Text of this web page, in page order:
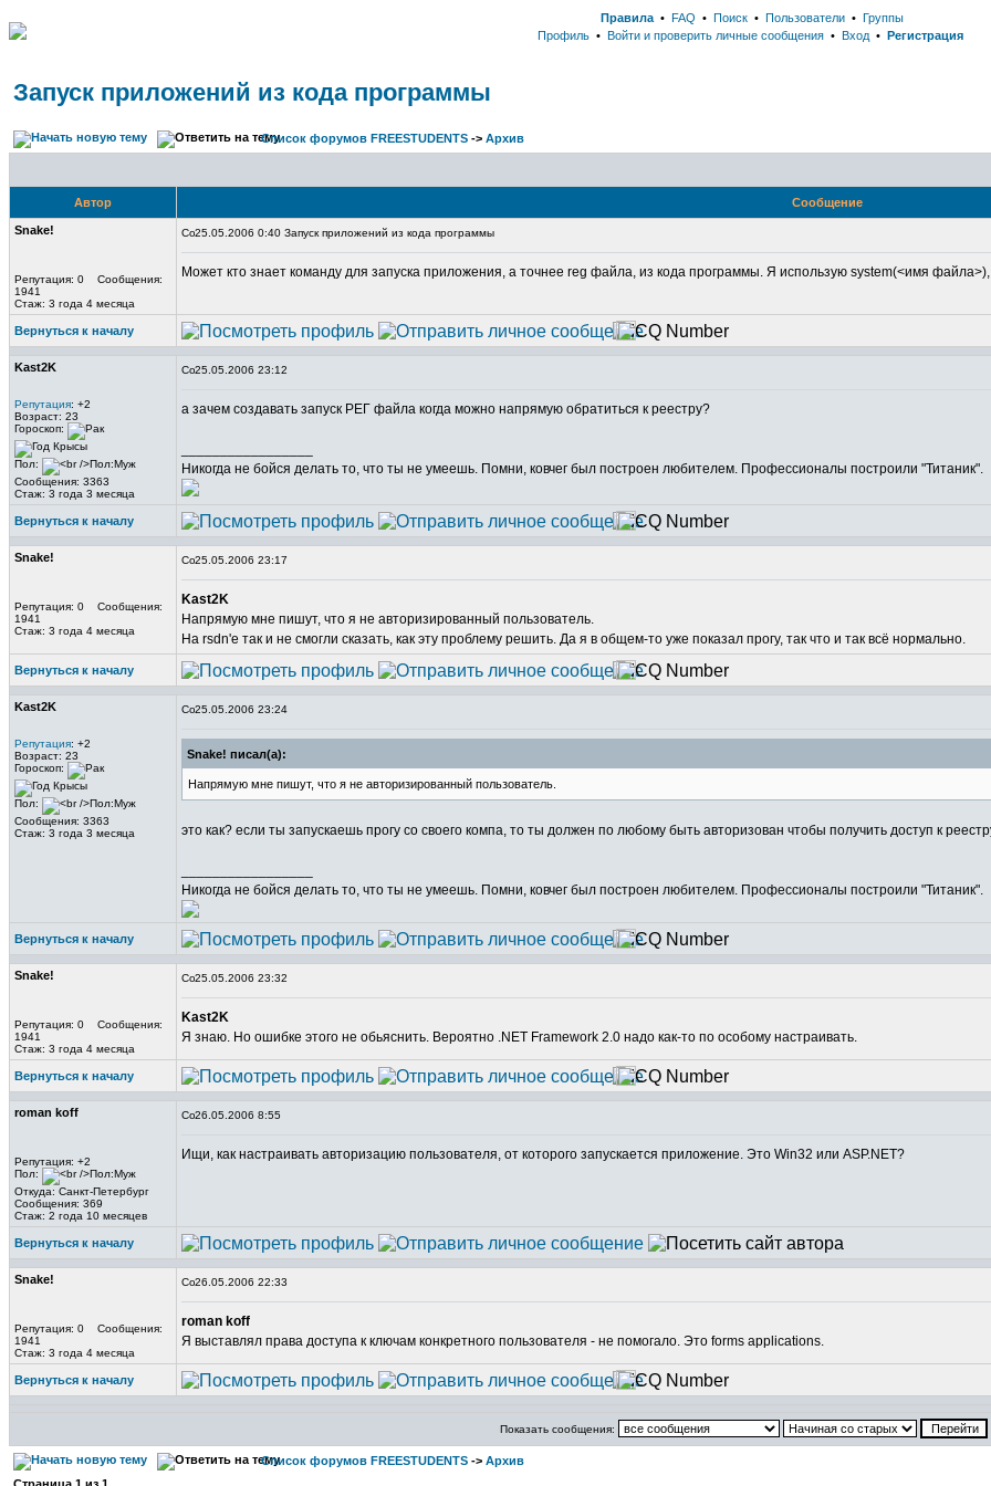
Правила • FAQ • Поиск • Пользователи • Группы
Профиль • Войти и проверить личные сообщения • Вход • Регистрация
Запуск приложений из кода программы
Список форумов FREESTUDENTS -> Архив
Автор Сообщение
Snake!
Репутация: 0 Сообщения:
1941
Стаж: 3 года 4 месяца
25.05.2006 0:40 Запуск приложений из кода программы
Может кто знает команду для запуска приложения, а точнее reg файла, из кода программы. Я использую system(<имя
Вернуться к началу
Kast2K
Репутация: +2
Возраст: 23
Гороскоп:
Пол:
Сообщения: 3363
Стаж: 3 года 3 месяца
25.05.2006 23:12
а зачем создавать запуск РЕГ файла когда можно напрямую обратиться к реестру?
Никогда не бойся делать то, что ты не умеешь. Помни, ковчег был построен любителем. Профессионалы построили "Титаник".
Вернуться к началу
Snake!
Репутация: 0 Сообщения:
1941
Стаж: 3 года 4 месяца
25.05.2006 23:17
Kast2K
Напрямую мне пишут, что я не авторизированный пользователь.
На rsdn'е так и не смогли сказать, как эту проблему решить. Да я в общем-то уже показал прогу, так что и так всё нормально.
Вернуться к началу
Kast2K
Репутация: +2
Возраст: 23
Гороскоп:
Пол:
Сообщения: 3363
Стаж: 3 года 3 месяца
25.05.2006 23:24
Snake! писал(а):
Напрямую мне пишут, что я не авторизированный пользователь.
это как? если ты запускаешь прогу со своего компа, то ты должен по любому быть авторизован чтобы получить доступ к
Никогда не бойся делать то, что ты не умеешь. Помни, ковчег был построен любителем. Профессионалы построили "Титаник".
Вернуться к началу
Snake!
Репутация: 0 Сообщения:
1941
Стаж: 3 года 4 месяца
25.05.2006 23:32
Kast2K
Я знаю. Но ошибке этого не обьяснить. Вероятно .NET Framework 2.0 надо как-то по особому настраивать.
Вернуться к началу
roman koff
Репутация: +2
Пол:
Откуда: Санкт-Петербург
Сообщения: 369
Стаж: 2 года 10 месяцев
26.05.2006 8:55
Ищи, как настраивать авторизацию пользователя, от которого запускается приложение. Это Win32 или ASP.NET?
Вернуться к началу
Snake!
Репутация: 0 Сообщения:
1941
Стаж: 3 года 4 месяца
26.05.2006 22:33
roman koff
Я выставлял права доступа к ключам конкретного пользователя - не помогало. Это forms applications.
Вернуться к началу
Показать сообщения:
Список форумов FREESTUDENTS -> Архив